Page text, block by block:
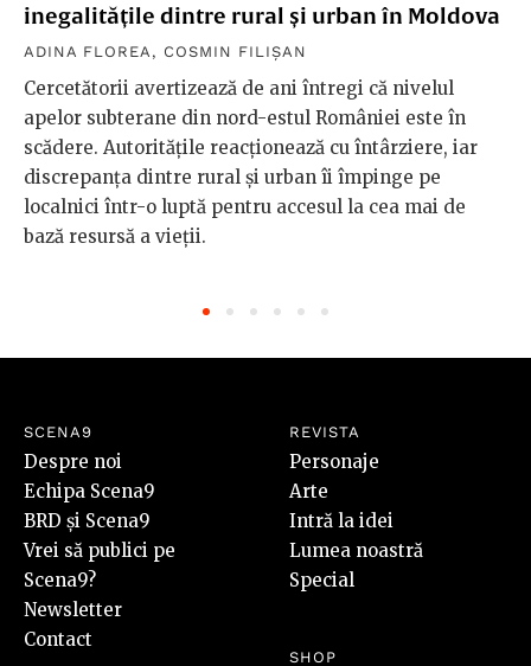
inegalitățile dintre rural și urban în Moldova
ADINA FLOREA , COSMIN FILIȘAN
Cercetătorii avertizează de ani întregi că nivelul
apelor subterane din nord-estul României este în
scădere. Autoritățile reacționează cu întârziere, iar
discrepanța dintre rural și urban îi împinge pe
localnici într-o luptă pentru accesul la cea mai de
bază resursă a vieții.
SCENA9
Despre noi
Echipa Scena9
BRD și Scena9
Vrei să publici pe
Scena9?
Newsletter
Contact
REVISTA
Personaje
Arte
Intră la idei
Lumea noastră
Special
SHOP